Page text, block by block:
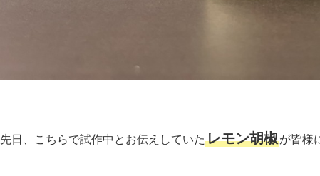
先日、こちらで試作中とお伝えしていた レモン胡椒が皆様